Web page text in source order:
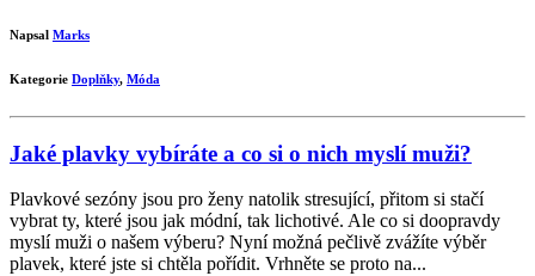
Napsal Marks
Kategorie Doplňky, Móda
Jaké plavky vybíráte a co si o nich myslí muži?
Plavkové sezóny jsou pro ženy natolik stresující, přitom si stačí
vybrat ty, které jsou jak módní, tak lichotivé. Ale co si doopravdy
myslí muži o našem výberu? Nyní možná pečlivě zvážíte výběr
plavek, které jste si chtěla pořídit. Vrhněte se proto na...